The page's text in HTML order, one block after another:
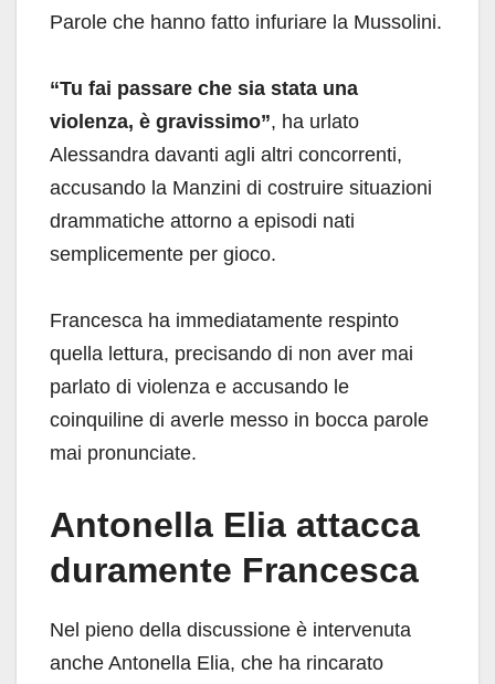
Parole che hanno fatto infuriare la Mussolini.
“Tu fai passare che sia stata una
violenza, è gravissimo”, ha urlato
Alessandra davanti agli altri concorrenti,
accusando la Manzini di costruire situazioni
drammatiche attorno a episodi nati
semplicemente per gioco.
Francesca ha immediatamente respinto
quella lettura, precisando di non aver mai
parlato di violenza e accusando le
coinquiline di averle messo in bocca parole
mai pronunciate.
Antonella Elia attacca
duramente Francesca
Nel pieno della discussione è intervenuta
anche Antonella Elia, che ha rincarato